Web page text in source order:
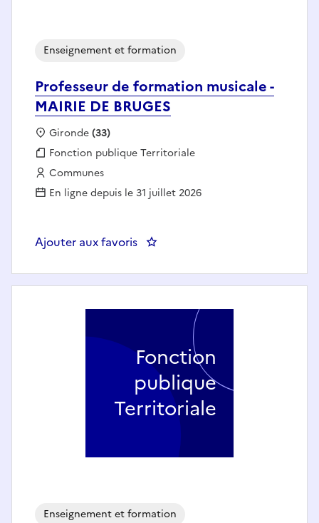
Professeur de formation musicale -
MAIRIE DE BRUGES
Enseignement et formation
Localisation :
Gironde(33)
Fonction publique :
Fonction publique Territoriale
Employeur :
Communes
En ligne depuis le 31 juillet 2026
Ajouter aux favoris : Professeur de formation
Enseignement et formation
Fonction
publique
Territoriale